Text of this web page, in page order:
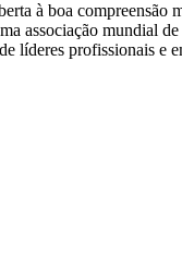
à boa compreensão
associação mundial
líderes profissionais e